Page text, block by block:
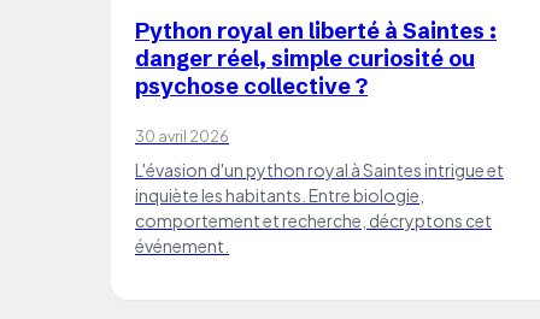
Python royal en liberté à Saintes :
danger réel, simple curiosité ou
psychose collective ?
30 avril 2026
L'évasion d'un python royal à Saintes intrigue et
inquiète les habitants. Entre biologie,
comportement et recherche, décryptons cet
événement.